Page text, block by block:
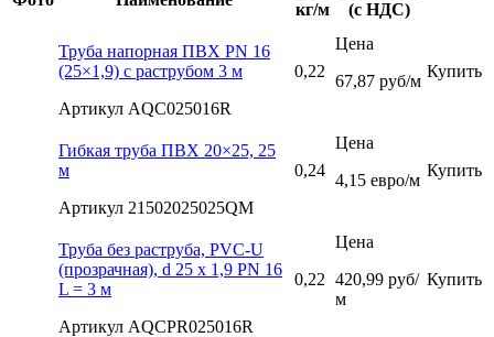
кг/м
(с НДС)
Труба напорная ПВХ PN 16
(25×1,9) с раструбом 3 м
Артикул AQC025016R
0,22
Цена
67,87 руб/м
Купить
Гибкая труба ПВХ 20×25, 25
м
Артикул 21502025025QM
0,24
Цена
4,15 евро/м
Купить
Труба без раструба, PVC-U
(прозрачная), d 25 х 1,9 PN 16
L = 3 м
Артикул AQCPR025016R
0,22
Цена
420,99 руб/
м
Купить